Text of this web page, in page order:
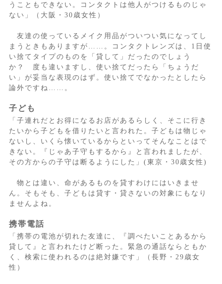
うこともできない。コンタクトは他人がつけるものじゃ
ない」（大阪・30歳女性）
友達の使っているメイク用品がついつい気になってし
まうときもありますが……。コンタクトレンズは、1日使
い捨てタイプのものを「貸して」だったのでしょう
か？ 度も違いますし、使い捨てだったら「ちょうだ
い」が妥当な表現のはず。使い捨てでなかったとしたら
論外ですね……。
子ども
「子連れだとお得になるお店があるらしく、そこに行き
たいから子どもを借りたいと言われた。子どもは物じゃ
ないし、いくら懐いているからといってそんなことはで
きない。『じゃあ子守もするから』と言われましたが、
その方からの子守は断るようにした」(東京・30歳女性)
物とは違い、命があるものを貸すわけにはいきませ
ん。そもそも、子どもは貸す・貸さないの対象にもなり
ませんよね。
携帯電話
「携帯の電池が切れた友達に、『調べたいことあるから
貸して』と言われたけど断った。緊急の通話ならともか
く、検索に使われるのは絶対嫌です」（長野・29歳女
性）